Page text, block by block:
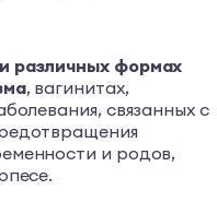
различных формах
, вагинитах,
связанных с
и родов,